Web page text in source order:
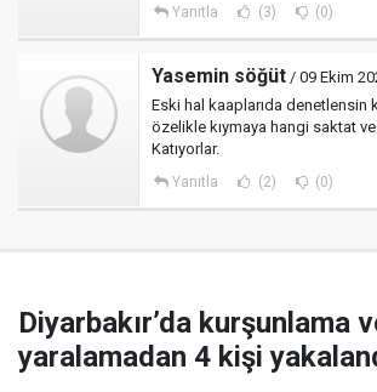
Yanıtla (3) (0)
Yasemin söğüt / 09 Ekim
Eski hal kaaplarıda denetlensin
özelikle kıymaya hangi saktat ve
Katıyorlar.
Yanıtla (2) (0)
Diyarbakır’da kurşunlama
yaralamadan 4 kişi